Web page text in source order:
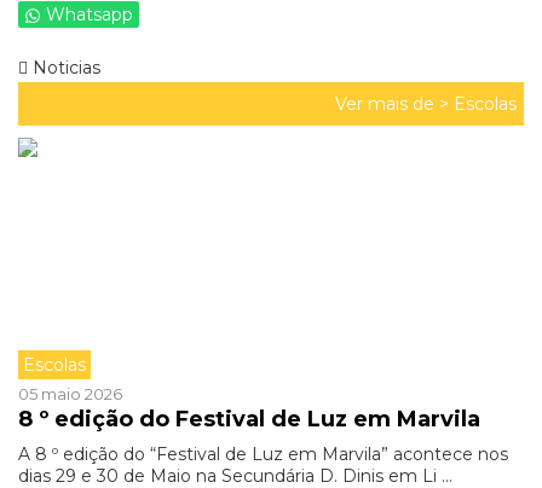
Whatsapp
Noticias
Ver mais de > Escolas
Escolas
05 maio 2026
8 º edição do Festival de Luz em Marvila
A 8 º edição do “Festival de Luz em Marvila” acontece nos
dias 29 e 30 de Maio na Secundária D. Dinis em Li ...